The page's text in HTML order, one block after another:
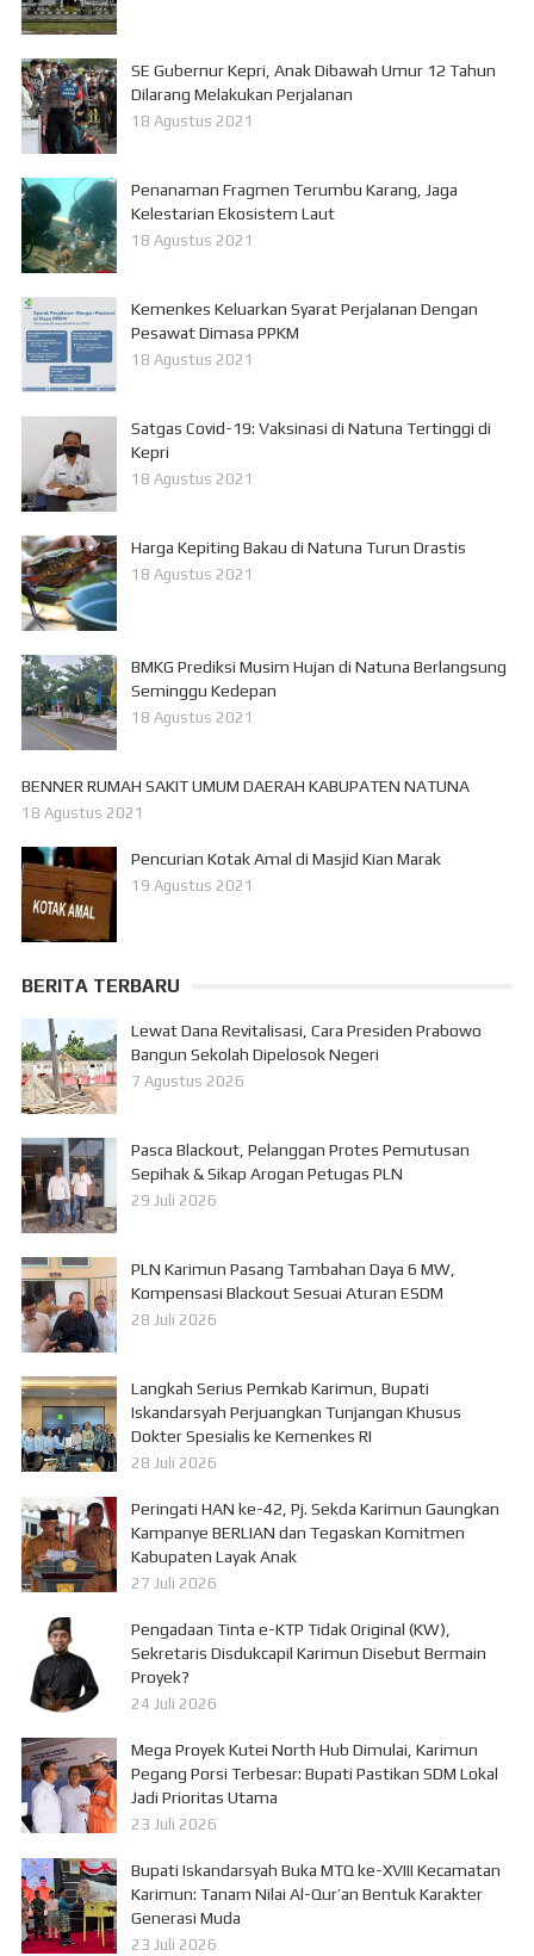
SE Gubernur Kepri, Anak Dibawah Umur 12 Tahun
Dilarang Melakukan Perjalanan
18 Agustus 2021
Penanaman Fragmen Terumbu Karang, Jaga
Kelestarian Ekosistem Laut
18 Agustus 2021
Kemenkes Keluarkan Syarat Perjalanan Dengan
Pesawat Dimasa PPKM
18 Agustus 2021
Satgas Covid-19: Vaksinasi di Natuna Tertinggi di
Kepri
18 Agustus 2021
Harga Kepiting Bakau di Natuna Turun Drastis
18 Agustus 2021
BMKG Prediksi Musim Hujan di Natuna Berlangsung
Seminggu Kedepan
18 Agustus 2021
BENNER RUMAH SAKIT UMUM DAERAH KABUPATEN NATUNA
18 Agustus 2021
Pencurian Kotak Amal di Masjid Kian Marak
19 Agustus 2021
BERITA TERBARU
Lewat Dana Revitalisasi, Cara Presiden Prabowo
Bangun Sekolah Dipelosok Negeri
7 Agustus 2026
Pasca Blackout, Pelanggan Protes Pemutusan
Sepihak & Sikap Arogan Petugas PLN
29 Juli 2026
PLN Karimun Pasang Tambahan Daya 6 MW,
Kompensasi Blackout Sesuai Aturan ESDM
28 Juli 2026
Langkah Serius Pemkab Karimun, Bupati
Iskandarsyah Perjuangkan Tunjangan Khusus
Dokter Spesialis ke Kemenkes RI
28 Juli 2026
Peringati HAN ke-42, Pj. Sekda Karimun Gaungkan
Kampanye BERLIAN dan Tegaskan Komitmen
Kabupaten Layak Anak
27 Juli 2026
Pengadaan Tinta e-KTP Tidak Original (KW),
Sekretaris Disdukcapil Karimun Disebut Bermain
Proyek?
24 Juli 2026
Mega Proyek Kutei North Hub Dimulai, Karimun
Pegang Porsi Terbesar: Bupati Pastikan SDM Lokal
Jadi Prioritas Utama
23 Juli 2026
Bupati Iskandarsyah Buka MTQ ke-XVIII Kecamatan
Karimun: Tanam Nilai Al-Qur’an Bentuk Karakter
Generasi Muda
23 Juli 2026